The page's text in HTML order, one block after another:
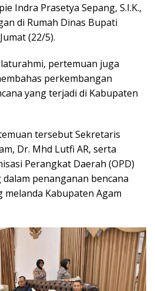
Indra Prasetya Sepang, S.I.K.,
di Rumah Dinas Bupati
(22/5).
pertemuan juga
perkembangan
yang terjadi di Kabupaten
tersebut Sekretaris
Dr. Mhd Lutfi AR, serta
Perangkat Daerah (OPD)
penanganan bencana
Kabupaten Agam